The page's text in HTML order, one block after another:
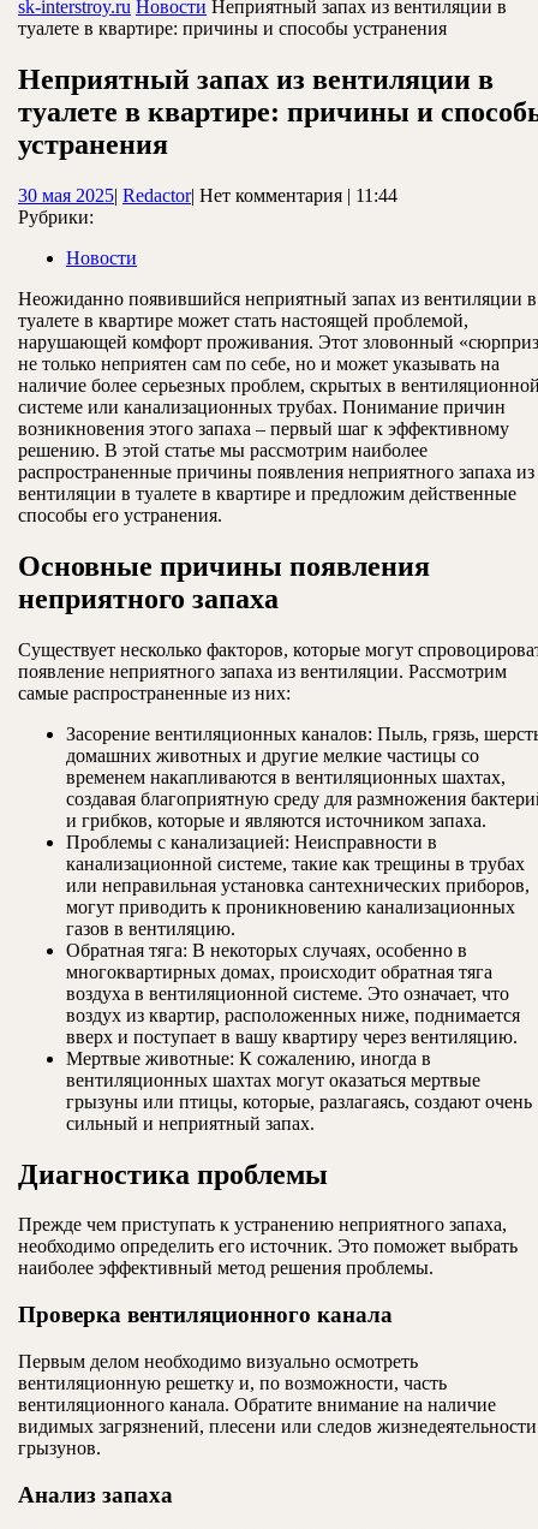
sk-interstroy.ru Новости Неприятный запах из вентиляции в
туалете в квартире: причины и способы устранения
Неприятный запах из вентиляции в
туалете в квартире: причины и
устранения
30 мая 202530
| RedactorRedactor
| Нет комментария | 11:44
Рубрики:
Новости
Неожиданно появившийся неприятный запах из вентиляции в
туалете в квартире может стать настоящей проблемой,
нарушающей комфорт проживания. Этот зловонный
не только неприятен сам по себе, но и может указывать на
наличие более серьезных проблем, скрытых в
системе или канализационных трубах. Понимание причин
возникновения этого запаха – первый шаг к эффективному
решению. В этой статье мы рассмотрим наиболее
распространенные причины появления неприятного запаха из
вентиляции в туалете в квартире и предложим действенные
способы его устранения.
Основные причины появления
неприятного запаха
Существует несколько факторов, которые могут
появление неприятного запаха из вентиляции. Рассмотрим
самые распространенные из них:
Засорение вентиляционных каналов: Пыль, грязь,
домашних животных и другие мелкие частицы со
временем накапливаются в вентиляционных шахтах,
создавая благоприятную среду для размножения
и грибков, которые и являются источником запаха.
Проблемы с канализацией: Неисправности в
канализационной системе, такие как трещины в трубах
или неправильная установка сантехнических приборов,
могут приводить к проникновению канализационных
газов в вентиляцию.
Обратная тяга: В некоторых случаях, особенно в
многоквартирных домах, происходит обратная тяга
воздуха в вентиляционной системе. Это означает, что
воздух из квартир, расположенных ниже, поднимается
вверх и поступает в вашу квартиру через вентиляцию.
Мертвые животные: К сожалению, иногда в
вентиляционных шахтах могут оказаться мертвые
грызуны или птицы, которые, разлагаясь, создают очень
сильный и неприятный запах.
Диагностика проблемы
Прежде чем приступать к устранению неприятного запаха,
необходимо определить его источник. Это поможет выбрать
наиболее эффективный метод решения проблемы.
Проверка вентиляционного канала
Первым делом необходимо визуально осмотреть
вентиляционную решетку и, по возможности, часть
вентиляционного канала. Обратите внимание на наличие
видимых загрязнений, плесени или следов жизнедеятельности
грызунов.
Анализ запаха